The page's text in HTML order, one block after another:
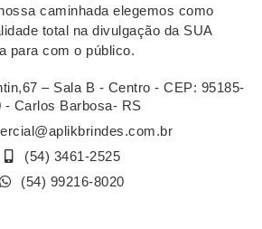
caminhada elegemos como
total na divulgação da SUA
para com o público.
– Sala B - Centro - CEP: 95185-
- Carlos Barbosa- RS
(54) 3461-2525
(54) 99216-8020